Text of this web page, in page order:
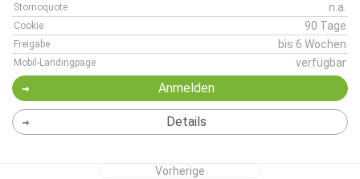
Stornoquote n.a.
Cookie 90 Tage
Freigabe bis 6 Wochen
Mobil-Landingpage verfügbar
Anmelden
Details
Vorherige